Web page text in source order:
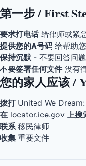
第一步 / First
要求打电话给律师或紧
提供您的A号码 给帮助
保持沉默 - 不要回答问题
不要签署任何文件没有
您的家人应该 /
拨打United We
在 locator.ice.gov 上搜
联系移民律师
收集 重要文件